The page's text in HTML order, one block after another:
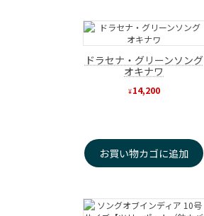
ドラセナ・グリーンソング
オキナワ
¥ 14,200
お買い物カゴに追加